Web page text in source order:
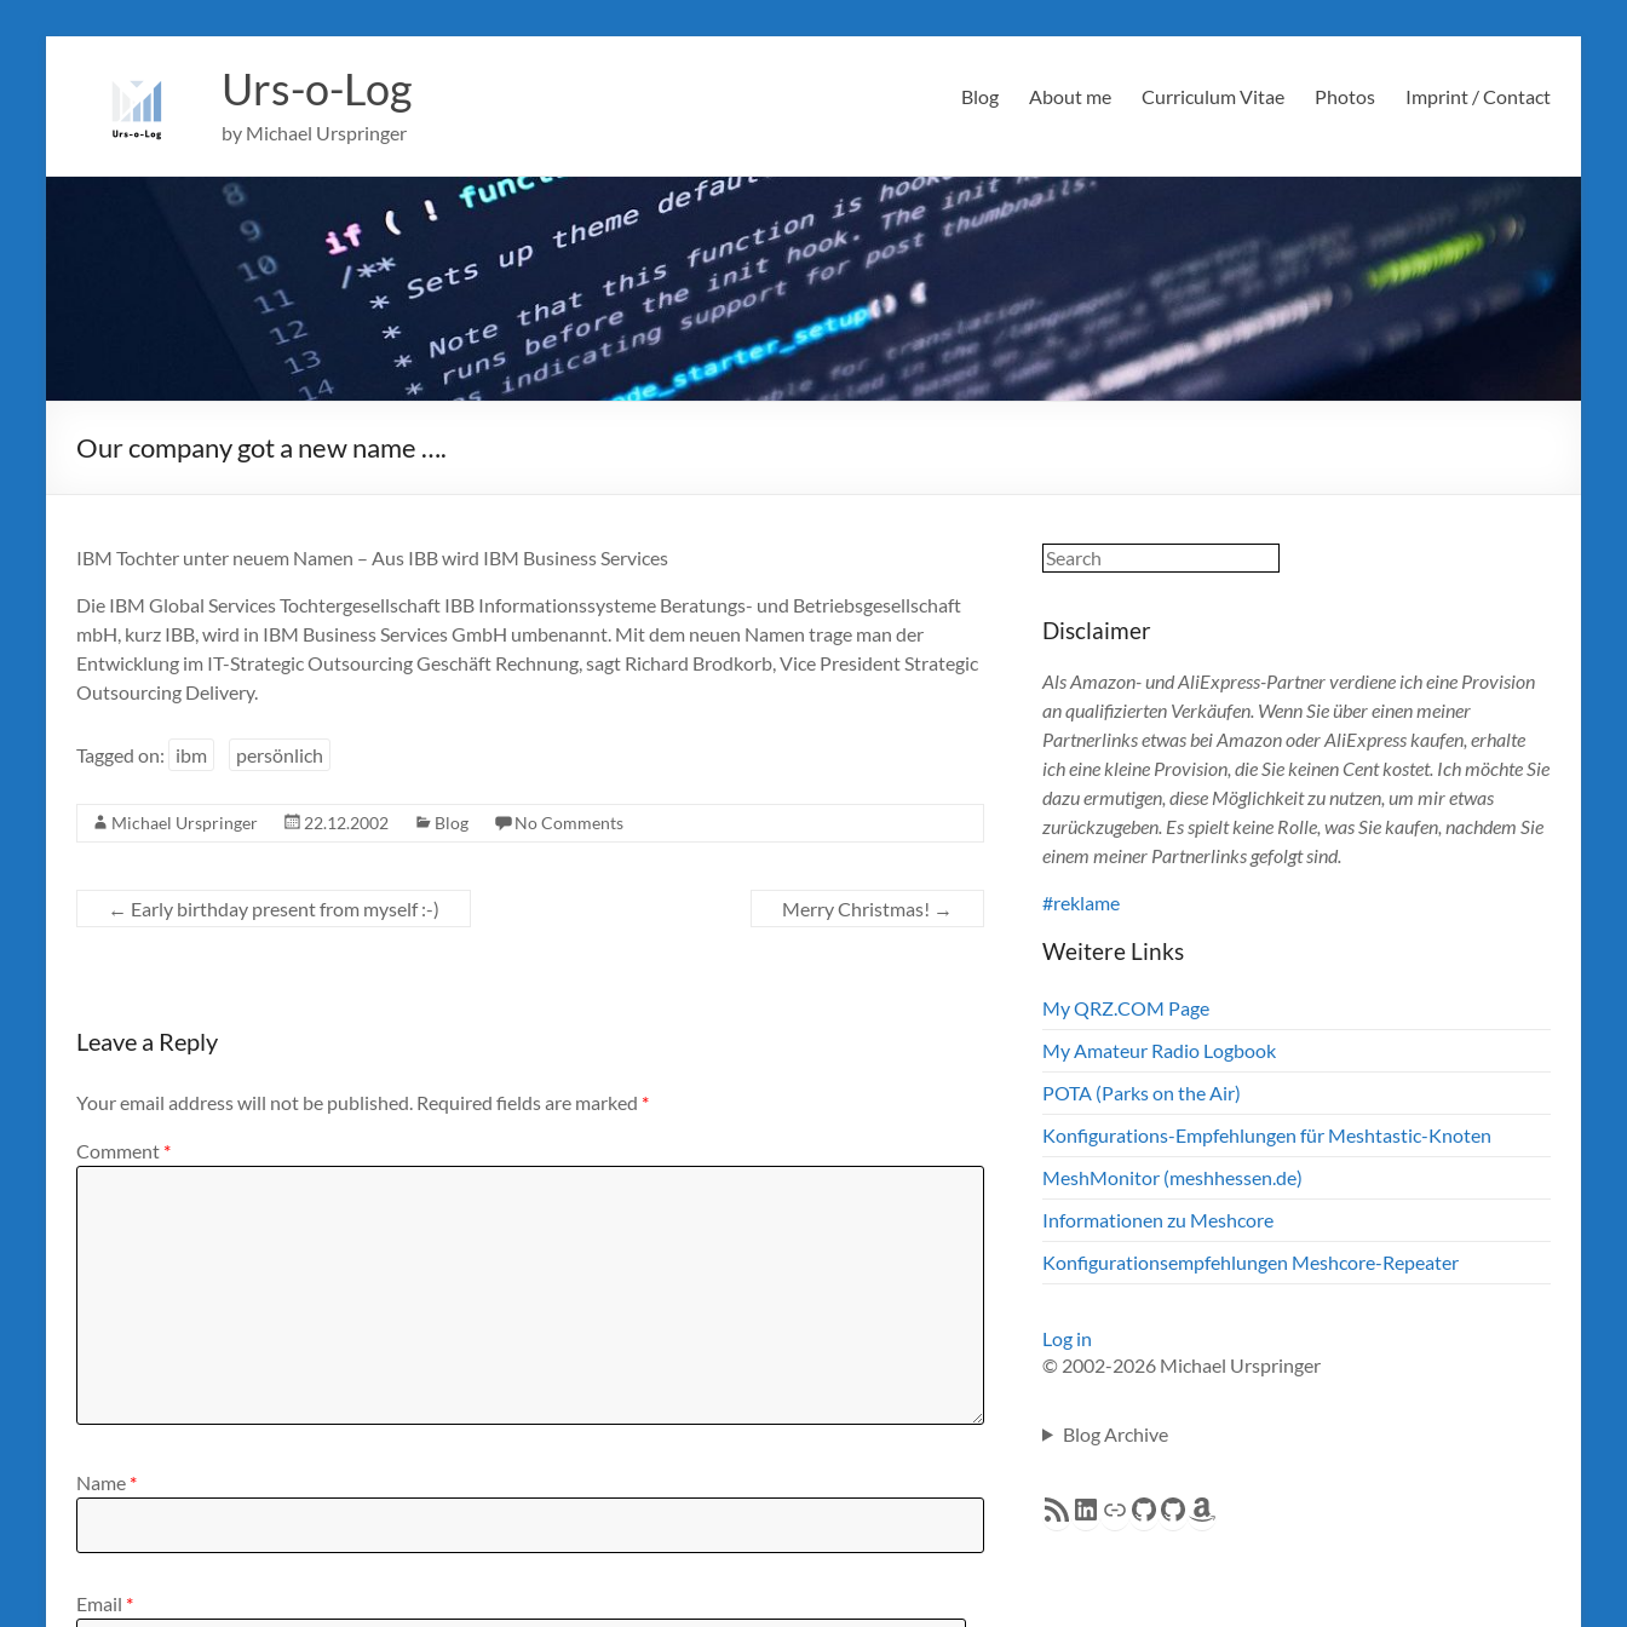
Urs-o-Log
by Michael Urspringer
Blog About me Curriculum Vitae Photos Imprint / Contact
Our company got a new name ….
IBM Tochter unter neuem Namen – Aus IBB wird IBM Business Services
Die IBM Global Services Tochtergesellschaft IBB Informationssysteme Beratungs- und Betriebsgesellschaft
mbH, kurz IBB, wird in IBM Business Services GmbH umbenannt. Mit dem neuen Namen trage man der
Entwicklung im IT-Strategic Outsourcing Geschäft Rechnung, sagt Richard Brodkorb, Vice President Strategic
Outsourcing Delivery.
Tagged on: ibm persönlich
Michael Urspringer 22.12.2002 Blog No Comments
← Early birthday present from myself :-) Merry Christmas! →
Leave a Reply
Your email address will not be published. Required fields are marked *
Comment *
Name *
Email *
Search
Disclaimer
Als Amazon- und AliExpress-Partner verdiene ich eine Provision
an qualifizierten Verkäufen. Wenn Sie über einen meiner
Partnerlinks etwas bei Amazon oder AliExpress kaufen, erhalte
ich eine kleine Provision, die Sie keinen Cent kostet. Ich möchte Sie
dazu ermutigen, diese Möglichkeit zu nutzen, um mir etwas
zurückzugeben. Es spielt keine Rolle, was Sie kaufen, nachdem Sie
einem meiner Partnerlinks gefolgt sind.
#reklame
Weitere Links
My QRZ.COM Page
My Amateur Radio Logbook
POTA (Parks on the Air)
Konfigurations-Empfehlungen für Meshtastic-Knoten
MeshMonitor (meshhessen.de)
Informationen zu Meshcore
Konfigurationsempfehlungen Meshcore-Repeater
Log in
© 2002-2026 Michael Urspringer
Blog Archive
RSS FeedLinkedIn
LinkGitHub
GitHub
Amazon